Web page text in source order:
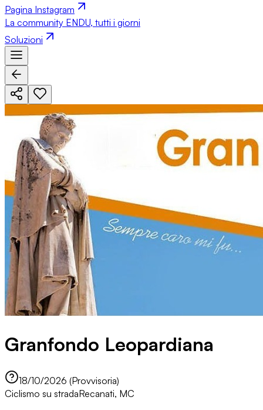
Pagina Instagram
La community ENDU, tutti i giorni
Soluzioni
Granfondo Leopardiana
18/10/2026 (Provvisoria)
Ciclismo su stradaRecanati, MC